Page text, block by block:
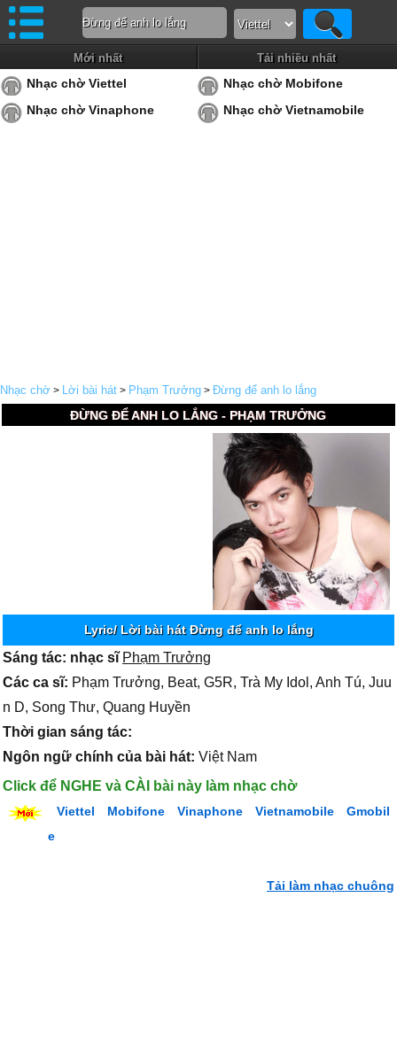
Mới nhất Tải nhiều nhất
Nhạc chờ Viettel
Nhạc chờ Mobifone
Nhạc chờ Vinaphone
Nhạc chờ Vietnamobile
Nhạc chờ > Lời bài hát > Phạm Trưởng > Đừng để anh lo lắng
ĐỪNG ĐỂ ANH LO LẮNG - PHẠM TRƯỞNG
Lyric/ Lời bài hát Đừng để anh lo lắng
Sáng tác: nhạc sĩ Phạm Trưởng
Các ca sĩ: Phạm Trưởng, Beat, G5R, Trà My Idol, Anh Tú, Juu
n D, Song Thư, Quang Huyền
Thời gian sáng tác:
Ngôn ngữ chính của bài hát: Việt Nam
Click để NGHE và CÀI bài này làm nhạc chờ
Viettel Mobifone Vinaphone Vietnamobile
Gmobil
e
Tải làm nhạc chuông